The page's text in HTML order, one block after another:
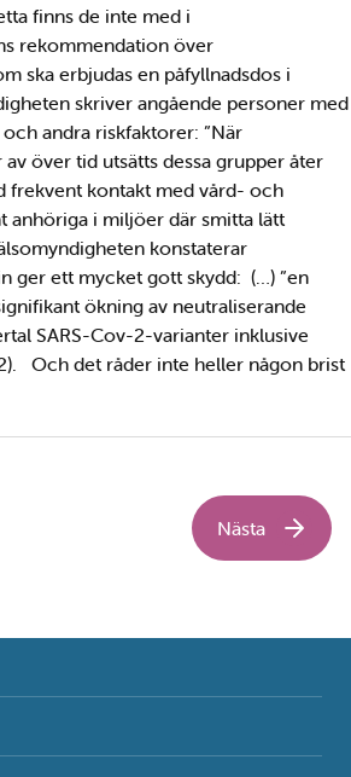
finns de inte med i
rekommendation över
ska erbjudas en påfyllnadsdos i
skriver angående personer med
andra riskfaktorer: ”När
över tid utsätts dessa grupper åter
frekvent kontakt med vård- och
anhöriga i miljöer där smitta lätt
konstaterar
ger ett mycket gott skydd: (…) ”en
ökning av neutraliserande
SARS-Cov-2-varianter inklusive
Och det råder inte heller någon brist
Nästa